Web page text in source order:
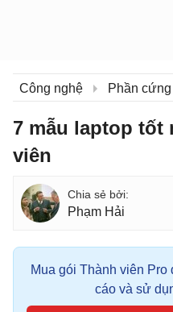
Công nghệ Phần cứng
7 mẫu laptop tốt
viên
Phạm Hải
Mua gói Thành viên Pro
cáo và sử